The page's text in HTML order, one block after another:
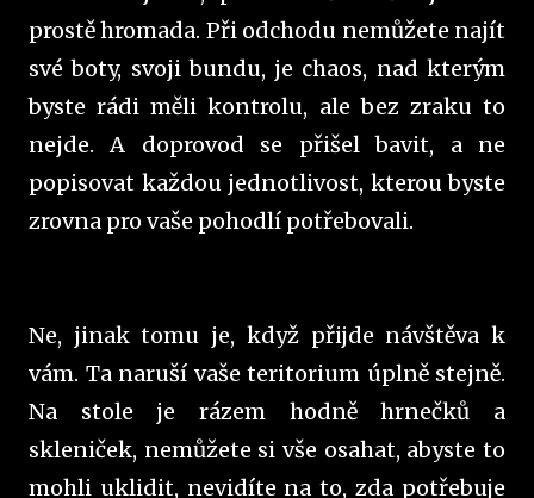
prostě hromada. Při odchodu nemůžete najít
své boty, svoji bundu, je chaos, nad kterým
byste rádi měli kontrolu, ale bez zraku to
nejde. A doprovod se přišel bavit, a ne
popisovat každou jednotlivost, kterou byste
zrovna pro vaše pohodlí potřebovali.
Ne, jinak tomu je, když přijde návštěva k
vám. Ta naruší vaše teritorium úplně stejně.
Na stole je rázem hodně hrnečků a
skleniček, nemůžete si vše osahat, abyste to
mohli uklidit, nevidíte na to, zda potřebuje